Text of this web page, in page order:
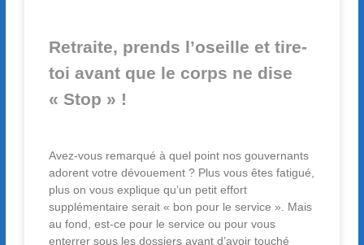
Retraite, prends l’oseille et tire-
toi avant que le corps ne dise
« Stop » !
Avez-vous remarqué à quel point nos gouvernants
adorent votre dévouement ? Plus vous êtes fatigué,
plus on vous explique qu’un petit effort
supplémentaire serait « bon pour le service ». Mais
au fond, est-ce pour le service ou pour vous
enterrer sous les dossiers avant d’avoir touché